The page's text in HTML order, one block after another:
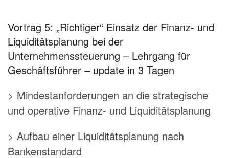
Vortrag 5: „Richtiger“ Einsatz der Finanz- und
Liquiditätsplanung bei der
Unternehmenssteuerung – Lehrgang für
Geschäftsführer – update in 3 Tagen
> Mindestanforderungen an die strategische
und operative Finanz- und Liquiditätsplanung
> Aufbau einer Liquiditätsplanung nach
Bankenstandard